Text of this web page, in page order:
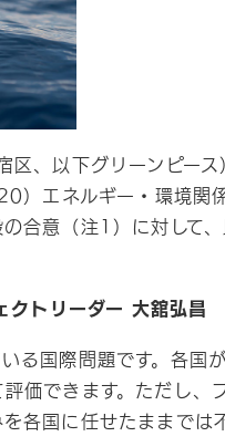
区、以下グリーンピー
）エネルギー・環境関
合意 （注1）
に対して
クトリーダー 大舘弘昌
る国際問題です。各国
価できます。ただし、
各国に任せたままでは